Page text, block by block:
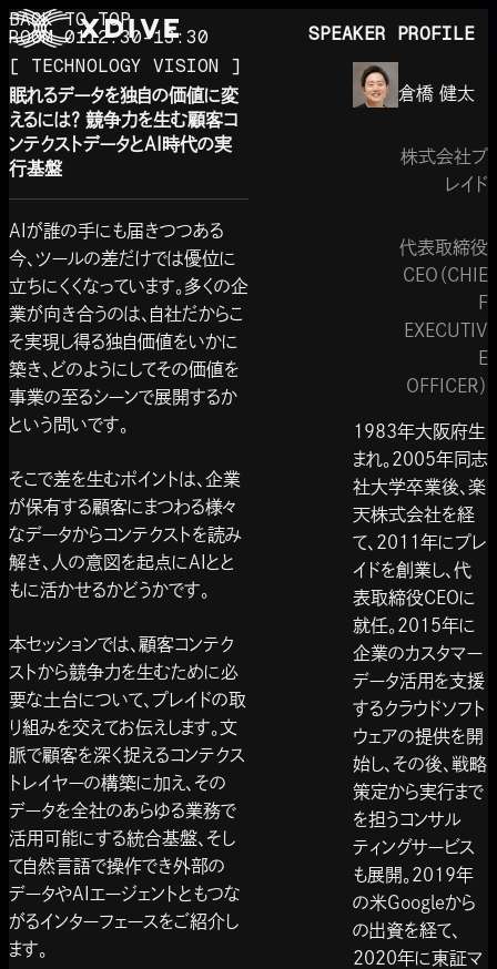
BACK TO TOP
ROOM 0112:30-13:30
[ TECHNOLOGY VISION ]
眠れるデータを独自の価値に変
えるには？ 競争力を生む顧客コ
ンテクストデータとAI時代の実
行基盤
AIが誰の手にも届きつつある
今、ツールの差だけでは優位に
立ちにくくなっています。多くの企
業が向き合うのは、自社だからこ
そ実現し得る独自価値をいかに
築き、どのようにしてその価値を
事業の至るシーンで展開するか
という問いです。
そこで差を生むポイントは、企業
が保有する顧客にまつわる様々
なデータからコンテクストを読み
解き、人の意図を起点にAIとと
もに活かせるかどうかです。
本セッションでは、顧客コンテク
ストから競争力を生むために必
要な土台について、プレイドの取
り組みを交えてお伝えします。文
脈で顧客を深く捉えるコンテクス
トレイヤーの構築に加え、その
データを全社のあらゆる業務で
活用可能にする統合基盤、そし
て自然言語で操作でき外部の
データやAIエージェントともつな
がるインターフェースをご紹介し
ます。
SPEAKER PROFILE
倉橋 健太
株式会社プ
レイド
代表取締役
CEO（CHIE
F
EXECUTIV
E
OFFICER）
1983年大阪府生
まれ。2005年同志
社大学卒業後、楽
天株式会社を経
て、2011年にプレ
イドを創業し、代
表取締役CEOに
就任。2015年に
企業のカスタマー
データ活用を支援
するクラウドソフト
ウェアの提供を開
始し、その後、戦略
策定から実行まで
を担うコンサル
ティングサービス
も展開。2019年
の米Googleから
の出資を経て、
2020年に東証マ